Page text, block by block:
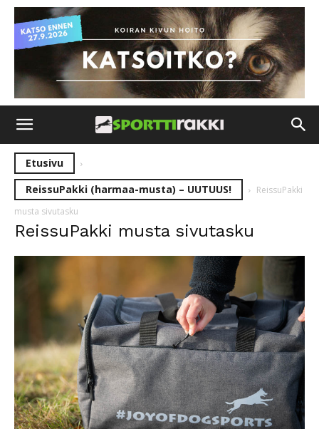
Etusivu
ReissuPakki (harmaa-musta) – UUTUUS!
ReissuPakki
musta sivutasku
ReissuPakki musta sivutasku